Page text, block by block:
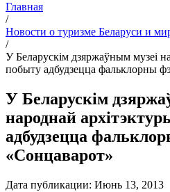
Главная
/
Новости о туризме Беларуси и
/
У Беларускім дзяржаўным музеі
побыту адбудзецца фальклорны
У Беларускім
народнай
адбудзецца
«Сонцаварот»
Дата публикации: Июнь 13, 2013